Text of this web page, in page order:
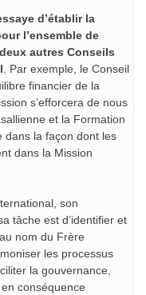
d’établir la
l’ensemble de
autres Conseils
. Par exemple, le Conseil
financier de la
s’efforcera de nous
et la Formation
dans la façon dont les
dans la Mission
son
tâche est d’identifier et
nom du Frère
les processus
la gouvernance,
conséquence